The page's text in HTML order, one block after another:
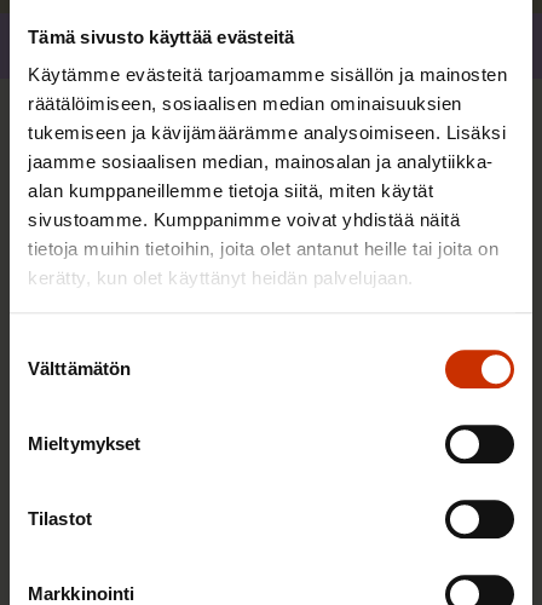
Tämä sivusto käyttää evästeitä
Käytämme evästeitä tarjoamamme sisällön ja mainosten
räätälöimiseen, sosiaalisen median ominaisuuksien
tukemiseen ja kävijämäärämme analysoimiseen. Lisäksi
jaamme sosiaalisen median, mainosalan ja analytiikka-
alan kumppaneillemme tietoja siitä, miten käytät
sivustoamme. Kumppanimme voivat yhdistää näitä
tietoja muihin tietoihin, joita olet antanut heille tai joita on
kerätty, kun olet käyttänyt heidän palvelujaan.
valinta
Välttämätön
Mieltymykset
Tilastot
Markkinointi
Jaa
Lisää kirjoittajalta
TERVE JA HYVÄ TYÖELÄMÄ